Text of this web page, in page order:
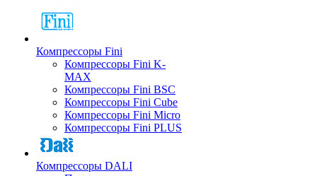
Компрессоры Fini
Компрессоры Fini K-
MAX
Компрессоры Fini BSC
Компрессоры Fini Cube
Компрессоры Fini Micro
Компрессоры Fini PLUS
Компрессоры DALI